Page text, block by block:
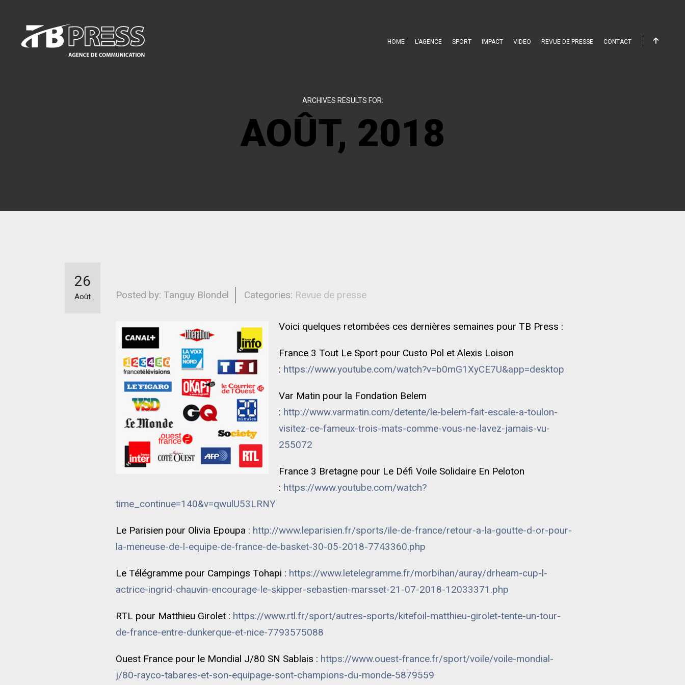
HOME L’AGENCE SPORT IMPACT VIDEO REVUE DE PRESSE CONTACT
ARCHIVES RESULTS FOR:
AOÛT, 2018
Posted by: Tanguy Blondel Categories: Revue de presse
26
Août
Voici quelques retombées ces dernières semaines pour TB Press :
France 3 Tout Le Sport pour Custo Pol et Alexis Loison
: https://www.youtube.com/watch?v=b0mG1XyCE7U&app=desktop
Var Matin pour la Fondation Belem
: http://www.varmatin.com/detente/le-belem-fait-escale-a-toulon-
visitez-ce-fameux-trois-mats-comme-vous-ne-lavez-jamais-vu-
255072
France 3 Bretagne pour Le Défi Voile Solidaire En Peloton
: https://www.youtube.com/watch?
time_continue=140&v=qwulU53LRNY
Le Parisien pour Olivia Epoupa : http://www.leparisien.fr/sports/ile-de-france/retour-a-la-goutte-d-or-pour-
la-meneuse-de-l-equipe-de-france-de-basket-30-05-2018-7743360.php
Le Télégramme pour Campings Tohapi : https://www.letelegramme.fr/morbihan/auray/drheam-cup-l-
actrice-ingrid-chauvin-encourage-le-skipper-sebastien-marsset-21-07-2018-12033371.php
RTL pour Matthieu Girolet : https://www.rtl.fr/sport/autres-sports/kitefoil-matthieu-girolet-tente-un-tour-
de-france-entre-dunkerque-et-nice-7793575088
Ouest France pour le Mondial J/80 SN Sablais : https://www.ouest-france.fr/sport/voile/voile-mondial-
j/80-rayco-tabares-et-son-equipage-sont-champions-du-monde-5879559